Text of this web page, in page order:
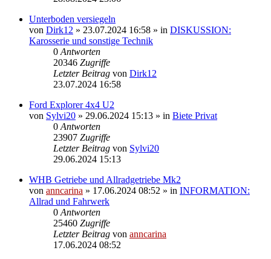
Unterboden versiegeln
von Dirk12 » 23.07.2024 16:58 » in DISKUSSION:
Karosserie und sonstige Technik
0 Antworten
20346 Zugriffe
Letzter Beitrag von Dirk12
23.07.2024 16:58
Ford Explorer 4x4 U2
von Sylvi20 » 29.06.2024 15:13 » in Biete Privat
0 Antworten
23907 Zugriffe
Letzter Beitrag von Sylvi20
29.06.2024 15:13
WHB Getriebe und Allradgetriebe Mk2
von anncarina » 17.06.2024 08:52 » in INFORMATION:
Allrad und Fahrwerk
0 Antworten
25460 Zugriffe
Letzter Beitrag von anncarina
17.06.2024 08:52